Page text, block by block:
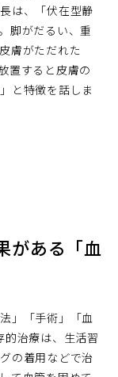
は、「伏在型静
脚がだるい、重
膚がただれた
置すると皮膚の
と特徴を話しま
がある「血
」「手術」「血
的治療は、生活習
の着用などで治